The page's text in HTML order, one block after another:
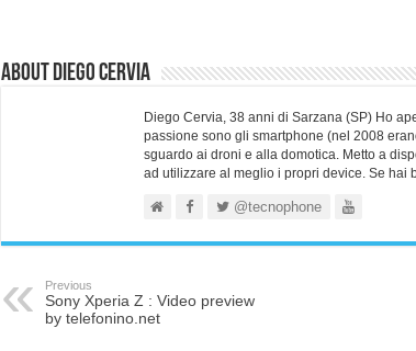
About Diego Cervia
Diego Cervia, 38 anni di Sarzana (SP) Ho
passione sono gli smartphone (nel 2008
sguardo ai droni e alla domotica. Metto a
ad utilizzare al meglio i propri device. Se hai
@tecnophone
Previous
Sony Xperia Z : Video preview
by telefonino.net